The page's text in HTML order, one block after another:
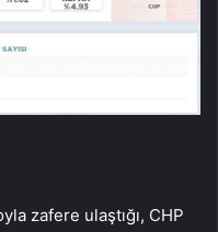
zafere ulaştığı, CHP